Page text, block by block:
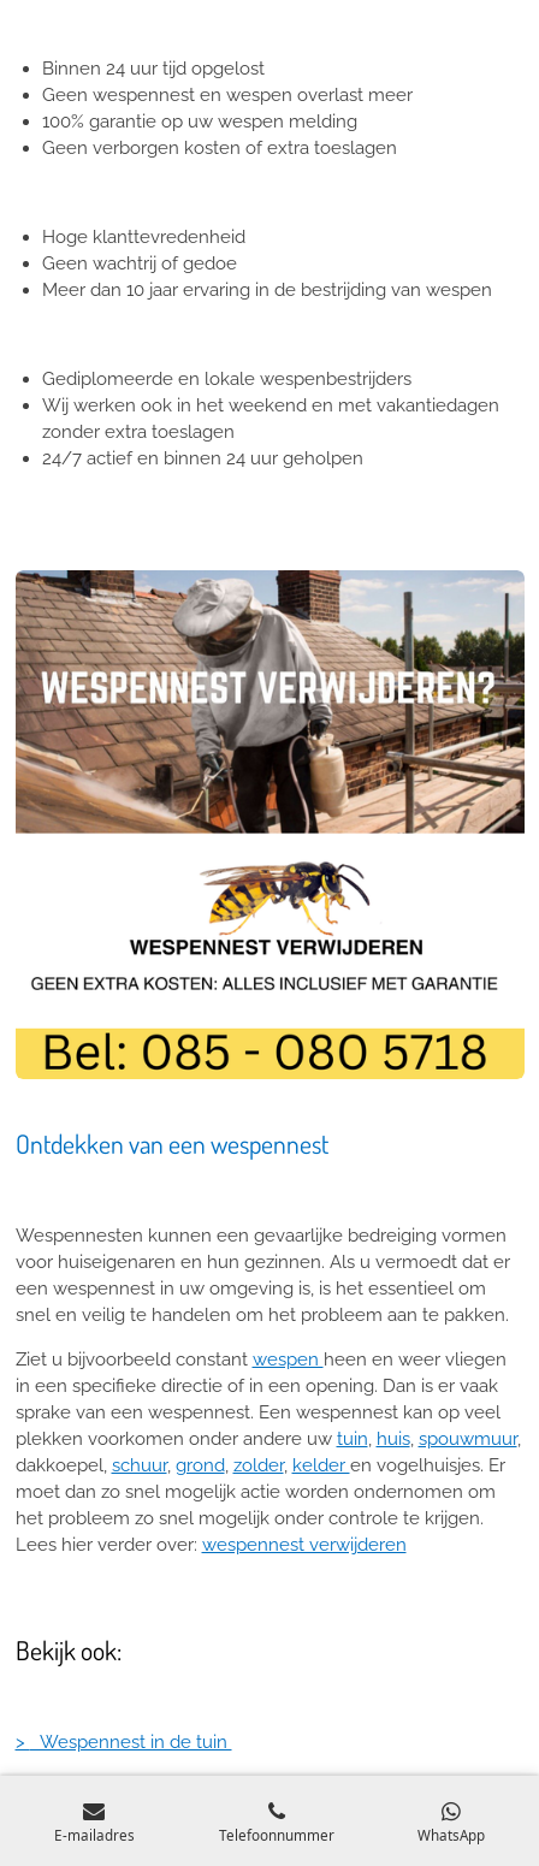
Binnen 24 uur tijd opgelost
Geen wespennest en wespen overlast meer
100% garantie op uw wespen melding
Geen verborgen kosten of extra toeslagen
Hoge klanttevredenheid
Geen wachtrij of gedoe
Meer dan 10 jaar ervaring in de bestrijding van wespen
Gediplomeerde en lokale wespenbestrijders
Wij werken ook in het weekend en met vakantiedagen
zonder extra toeslagen
24/7 actief en binnen 24 uur geholpen
Ontdekken van een wespennest
Wespennesten kunnen een gevaarlijke bedreiging vormen
voor huiseigenaren en hun gezinnen. Als u vermoedt dat er
een wespennest in uw omgeving is, is het essentieel om
snel en veilig te handelen om het probleem aan te pakken.
Ziet u bijvoorbeeld constant wespen heen en weer vliegen
in een specifieke directie of in een opening. Dan is er vaak
sprake van een wespennest. Een wespennest kan op veel
plekken voorkomen onder andere uw tuin, huis, spouwmuur,
dakkoepel, schuur, grond, zolder, kelder en vogelhuisjes. Er
moet dan zo snel mogelijk actie worden ondernomen om
het probleem zo snel mogelijk onder controle te krijgen.
Lees hier verder over: wespennest verwijderen
Bekijk ook:
> Wespennest in de tuin
> Wespennest in de kelder
E-mailadres Telefoonnummer WhatsApp